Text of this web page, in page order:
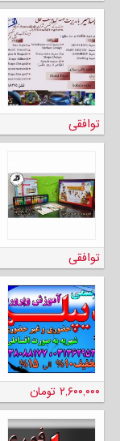
توافقی
توافقی
۲,۶۰۰,۰۰۰ تومان